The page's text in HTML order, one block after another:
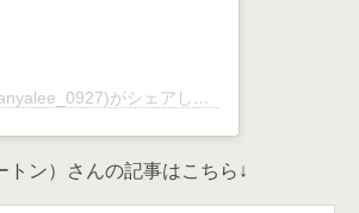
Tanya 若潼❤️(@tanyalee_0927)がシェアした投稿
ン）さんの記事はこちら↓